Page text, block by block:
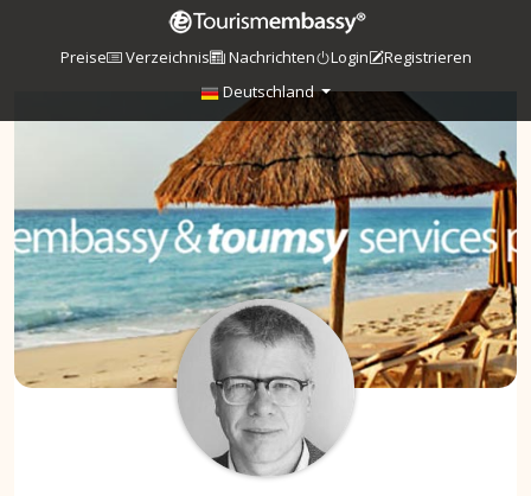
Preise Verzeichnis Nachrichten Login
Registrieren
Deutschland